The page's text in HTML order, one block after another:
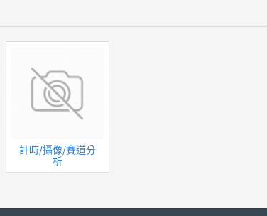
計時/攝像/賽道分
析